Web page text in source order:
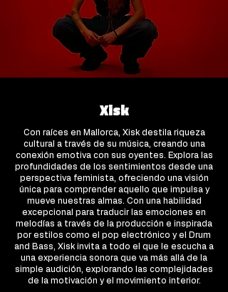
Xisk
Con raíces en Mallorca, Xisk destila riqueza
cultural a través de su música, creando una
conexión emotiva con sus oyentes. Explora las
profundidades de los sentimientos desde una
perspectiva feminista, ofreciendo una visión
única para comprender aquello que impulsa y
mueve nuestras almas. Con una habilidad
excepcional para traducir las emociones en
melodías a través de la producción e inspirada
por estilos como el pop electrónico y el Drum
and Bass, Xisk invita a todo el que le escucha a
una experiencia sonora que va más allá de la
simple audición, explorando las complejidades
de la motivación y el movimiento interior.